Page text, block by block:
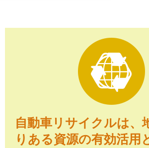
自動車リサイクルは、
りある資源の有効活用